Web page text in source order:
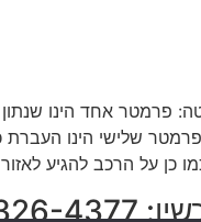
פרמטר אחד הינו
שני יהיה תוקף רישוי שנתי.
כן על הרכב להגיע
4377